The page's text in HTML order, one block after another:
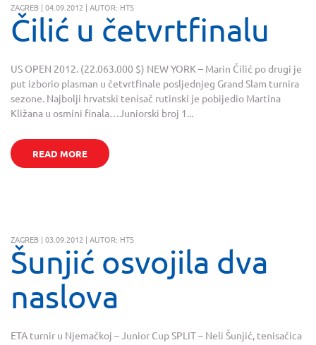
ZAGREB | 04.09.2012 | AUTOR: HTS
Čilić u četvrtfinalu
US OPEN 2012. (22.063.000 $) NEW YORK – Marin Čilić po drugi je
put izborio plasman u četvrtfinale posljednjeg Grand Slam turnira
sezone. Najbolji hrvatski tenisač rutinski je pobijedio Martina
Kližana u osmini finala…Juniorski broj 1...
READ MORE
ZAGREB | 03.09.2012 | AUTOR: HTS
Šunjić osvojila dva
naslova
ETA turnir u Njemačkoj – Junior Cup SPLIT – Neli Šunjić, tenisačica